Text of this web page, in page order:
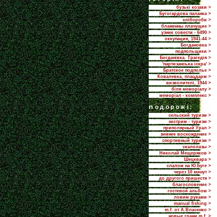
бузькі козаки >
Бугогардова паланка >
хлібороби >
блаженны плачущие >
узник совести - 6490 >
оккупация, 1941-44 >
Богдановка >
подпольщики >
Богданівка. Трагедія >
'партизанська іскра' >
Братское подполье >
Ковалевка, плацдарм >
визволителі, 1944 >
біля меморіалу >
меморіал - комплекс >
nодорожі:
сельский туризм >
экстрим - туризм >
приполярный Урал >
зимнее восхождение >
спортивный туризм >
скалолазы >
Николай Мещеряков >
Шецквара >
слалом на Ю.Буге >
через 10 минут >
до другого пришестя >
благословение >
гостевой альбом >
ловим руками >
manual fishing >
m.f. от А.Власенко >
новые грани m.f. >